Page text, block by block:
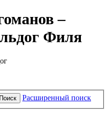
–
Филя
Поиск Расширенный поиск